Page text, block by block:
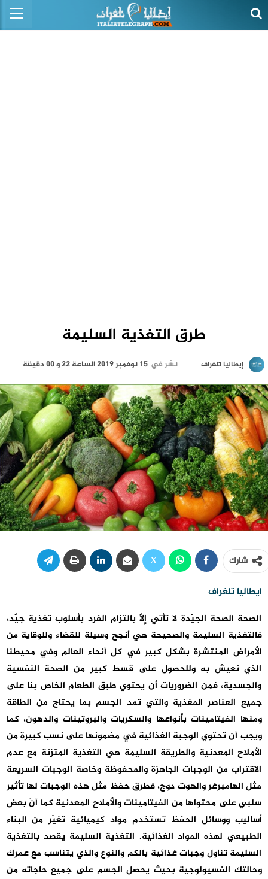
طرق التغذية السليمة
إيطاليا تلغراف نشر في 15 نوفمبر 2019 الساعة 22 و 00 دقيقة
شارك
ايطاليا تلغراف
الصحة الصحة الجيّدة لا تأتي إلّا بالتزام الفرد بأسلوب تغذية جيّد،
فالتغذية السليمة والصحيحة هي أنجح وسيلة للقضاء وللوقاية من
الأمراض المنتشرة بشكل كبير في كل أنحاء العالم وفي محيطنا
الذي نعيش به وللحصول على قسط كبير من الصحة النفسية
والجسدية، فمن الضروريات أن يحتوي طبق الطعام الخاص بنا على
جميع العناصر المغذية والتي تمد الجسم بما يحتاج من الطاقة
ومنها الفيتامينات بأنواعها والسكريات والبروتينات والدهون، كما
ويجب أن تحتوي الوجبة الغذائية في مضمونها على نسب كبيرة من
الأملاح المعدنية والطريقة السليمة هي التغذية المتزنة مع عدم
الاقتراب من الوجبات الجاهزة والمحفوظة وخاصة الوجبات السريعة
مثل الهامبرغر والهوت دوج، فطرق حفظ مثل هذه الوجبات لها تأثير
سلبي على محتواها من الفيتامينات والأملاح المعدنية كما أنّ بعض
أساليب ووسائل الحفظ تستخدم مواد كيميائية تغيّر من البناء
الطبيعي لهذه المواد الغذائية. التغذية السليمة يقصد بالتغذية
السليمة تناول وجبات غذائية بالكم والنوع والذي يتناسب مع عمرك
وحالتك الفسيولوجية بحيث يحصل الجسم على جميع حاجاته من